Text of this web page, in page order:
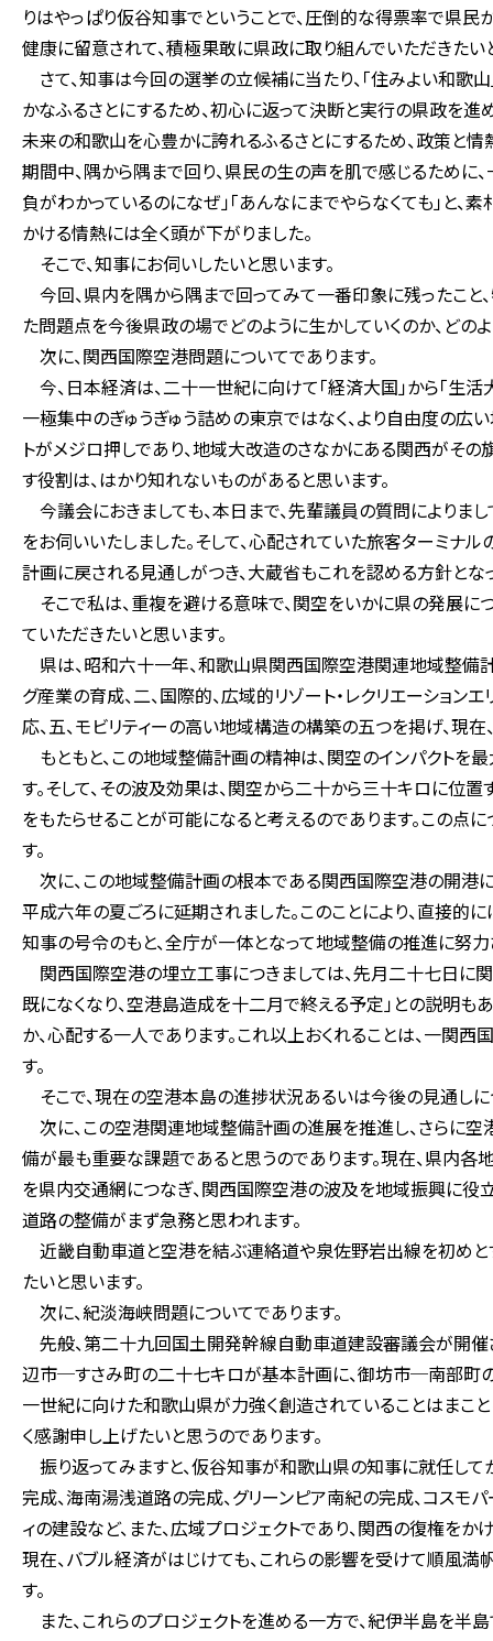
りはやっぱり仮谷知事でということで、圧倒的な得票率で県
健康に留意されて、積極果敢に県政に取り組んでいただきたい
さて、知事は今回の選挙の立候補に当たり、「住みよい和歌
かなふるさとにするため、初心に返って決断と実行の県政を進
未来の和歌山を心豊かに誇れるふるさとにするため、政策と情
期間中、隅から隅まで回り、県民の生の声を肌で感じるために
負がわかっているのになぜ」「あんなにまでやらなくても」と
かける情熱には全く頭が下がりました。
そこで、知事にお伺いしたいと思います。
今回、県内を隅から隅まで回ってみて一番印象に残ったこと
た問題点を今後県政の場でどのように生かしていくのか、どの
次に、関西国際空港問題についてであります。
今、日本経済は、二十一世紀に向けて「経済大国」から「生
一極集中のぎゅうぎゅう詰めの東京ではなく、より自由度の広
トがメジロ押しであり、地域大改造のさなかにある関西がそ
す役割は、はかり知れないものがあると思います。
今議会におきましても、本日まで、先輩議員の質問により
をお伺いいたしました。そして、心配されていた旅客ターミナ
計画に戻される見通しがつき、大蔵省もこれを認める方針とな
そこで私は、重複を避ける意味で、関空をいかに県の発展に
ていただきたいと思います。
県は、昭和六十一年、和歌山県関西国際空港関連地域整備計
グ産業の育成、二、国際的、広域的リゾート・レクリエーショ
応、五、モビリティーの高い地域構造の構築の五つを掲げ、現
もともと、この地域整備計画の精神は、関空のインパクトを
す。そして、その波及効果は、関空から二十から三十キロに位
をもたらせることが可能になると考えるのであります。この点
す。
次に、この地域整備計画の根本である関西国際空港の開港
平成六年の夏ごろに延期されました。このことにより、直接的
知事の号令のもと、全庁が一体となって地域整備の推進に努力
関西国際空港の埋立工事につきましては、先月二十七日に
既になくなり、空港島造成を十二月で終える予定」との説明も
か、心配する一人であります。これ以上おくれることは、一関
す。
そこで、現在の空港本島の進捗状況あるいは今後の見通しに
次に、この空港関連地域整備計画の進展を推進し、さらに
備が最も重要な課題であると思うのであります。現在、県内
を県内交通網につなぎ、関西国際空港の波及を地域振興に役
道路の整備がまず急務と思われます。
近畿自動車道と空港を結ぶ連絡道や泉佐野岩出線を初めと
たいと思います。
次に、紀淡海峡問題についてであります。
先般、第二十九回国土開発幹線自動車道建設審議会が開催
辺市─すさみ町の二十七キロが基本計画に、御坊市─南部町
一世紀に向けた和歌山県が力強く創造されていることはまこ
く感謝申し上げたいと思うのであります。
振り返ってみますと、仮谷知事が和歌山県の知事に就任して
完成、海南湯浅道路の完成、グリーンピア南紀の完成、コスモ
ィの建設など、また、広域プロジェクトであり、関西の復権を
現在、バブル経済がはじけても、これらの影響を受けて順風満
す。
また、これらのプロジェクトを進める一方で、紀伊半島を半